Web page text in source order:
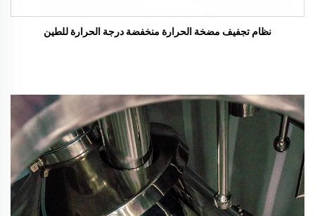
نظام تجفيف مضخة الحرارة منخفضة درجة الحرارة للطين